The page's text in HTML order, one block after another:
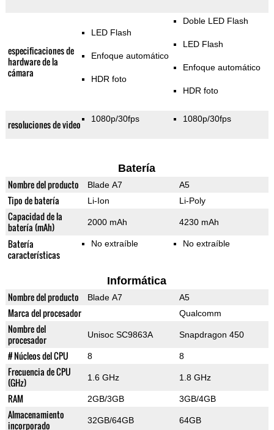
especificaciones de
hardware de la
cámara
LED Flash
Enfoque automático
HDR foto
Doble LED Flash
LED Flash
Enfoque automático
HDR foto
resoluciones de video 1080p/30fps 1080p/30fps
Batería
Nombre del producto Blade A7 A5
Tipo de batería Li-Ion Li-Poly
Capacidad de la
batería (mAh)
2000 mAh 4230 mAh
Batería
características
No extraíble No extraíble
Informática
Nombre del producto Blade A7 A5
Marca del procesador Qualcomm
Nombre del
procesador
Unisoc SC9863A Snapdragon 450
# Núcleos del CPU 8 8
Frecuencia de CPU
(GHz)
1.6 GHz 1.8 GHz
RAM 2GB/3GB 3GB/4GB
Almacenamiento
incorporado
32GB/64GB 64GB